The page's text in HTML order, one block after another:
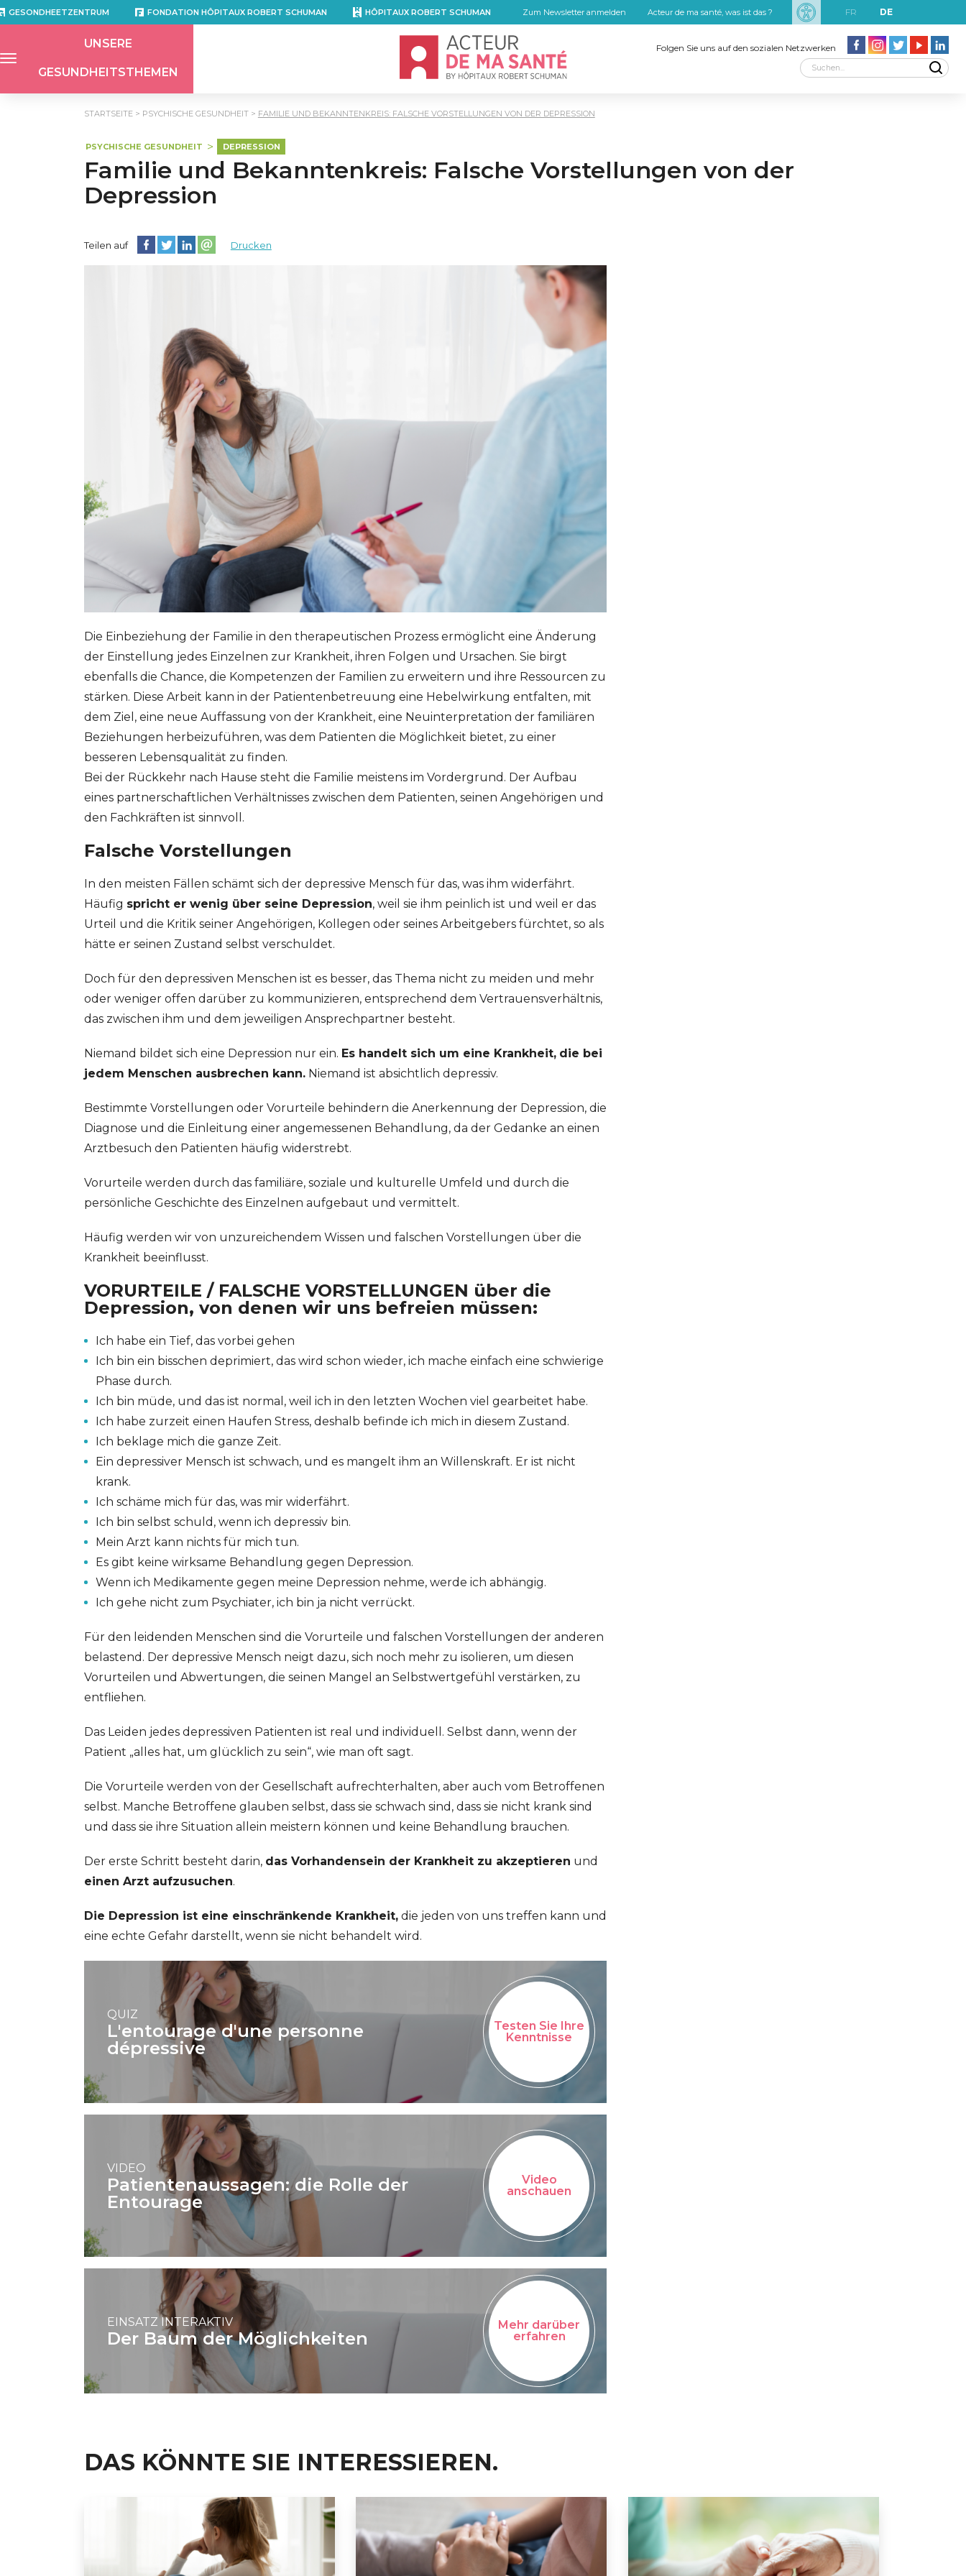
GESONDHEETZENTRUM FONDATION HÔPITAUX ROBERT SCHUMAN HÔPITAUX ROBERT SCHUMAN Zum Newsletter anmelden Acteur de ma santé, was ist das ? FR DE
UNSERE
GESUNDHEITSTHEMEN
Accueil - Acteur de ma santé, by HôpitauxRobert SchumanFolgen Sie uns auf den sozialen Netzwerken
STARTSEITE PSYCHISCHE GESUNDHEIT FAMILIE UND BEKANNTENKREIS: FALSCHE VORSTELLUNGEN VON DER DEPRESSION
PSYCHISCHE GESUNDHEIT DEPRESSION
Familie und Bekanntenkreis: Falsche Vorstellungen von der
Depression
Teilen auf Diese Seite auf Facebook teilen
Diese Seite auf Twitter teilen
Diese Seite auf LinkedIn teilen
Partager cette page sur email
Drucken
Die Einbeziehung der Familie in den therapeutischen Prozess ermöglicht eine Änderung
der Einstellung jedes Einzelnen zur Krankheit, ihren Folgen und Ursachen. Sie birgt
ebenfalls die Chance, die Kompetenzen der Familien zu erweitern und ihre Ressourcen zu
stärken. Diese Arbeit kann in der Patientenbetreuung eine Hebelwirkung entfalten, mit
dem Ziel, eine neue Auffassung von der Krankheit, eine Neuinterpretation der familiären
Beziehungen herbeizuführen, was dem Patienten die Möglichkeit bietet, zu einer
besseren Lebensqualität zu finden.
Bei der Rückkehr nach Hause steht die Familie meistens im Vordergrund. Der Aufbau
eines partnerschaftlichen Verhältnisses zwischen dem Patienten, seinen Angehörigen und
den Fachkräften ist sinnvoll.
Falsche Vorstellungen
In den meisten Fällen schämt sich der depressive Mensch für das, was ihm widerfährt.
Häufig spricht er wenig über seine Depression, weil sie ihm peinlich ist und weil er das
Urteil und die Kritik seiner Angehörigen, Kollegen oder seines Arbeitgebers fürchtet, so als
hätte er seinen Zustand selbst verschuldet.
Doch für den depressiven Menschen ist es besser, das Thema nicht zu meiden und mehr
oder weniger offen darüber zu kommunizieren, entsprechend dem Vertrauensverhältnis,
das zwischen ihm und dem jeweiligen Ansprechpartner besteht.
Niemand bildet sich eine Depression nur ein. Es handelt sich um eine Krankheit, die bei
jedem Menschen ausbrechen kann.Niemand ist absichtlich depressiv.
Bestimmte Vorstellungen oder Vorurteile behindern die Anerkennung der Depression, die
Diagnose und die Einleitung einer angemessenen Behandlung, da der Gedanke an einen
Arztbesuch den Patienten häufig widerstrebt.
Vorurteile werden durch das familiäre, soziale und kulturelle Umfeld und durch die
persönliche Geschichte des Einzelnen aufgebaut und vermittelt.
Häufig werden wir von unzureichendem Wissen und falschen Vorstellungen über die
Krankheit beeinflusst.
VORURTEILE / FALSCHE VORSTELLUNGEN über die
Depression, von denen wir uns befreien müssen:
Ich habe ein Tief, das vorbei gehen
Ich bin ein bisschen deprimiert, das wird schon wieder, ich mache einfach eine schwierige
Phase durch.
Ich bin müde, und das ist normal, weil ich in den letzten Wochen viel gearbeitet habe.
Ich habe zurzeit einen Haufen Stress, deshalb befinde ich mich in diesem Zustand.
Ich beklage mich die ganze Zeit.
Ein depressiver Mensch ist schwach, und es mangelt ihm an Willenskraft. Er ist nicht
krank.
Ich schäme mich für das, was mir widerfährt.
Ich bin selbst schuld, wenn ich depressiv bin.
Mein Arzt kann nichts für mich tun.
Es gibt keine wirksame Behandlung gegen Depression.
Wenn ich Medikamente gegen meine Depression nehme, werde ich abhängig.
Ich gehe nicht zum Psychiater, ich bin ja nicht verrückt.
Für den leidenden Menschen sind die Vorurteile und falschen Vorstellungen der anderen
belastend. Der depressive Mensch neigt dazu, sich noch mehr zu isolieren, um diesen
Vorurteilen und Abwertungen, die seinen Mangel an Selbstwertgefühl verstärken, zu
entfliehen.
Das Leiden jedes depressiven Patienten ist real und individuell. Selbst dann, wenn der
Patient „alles hat, um glücklich zu sein“, wie man oft sagt.
Die Vorurteile werden von der Gesellschaft aufrechterhalten, aber auch vom Betroffenen
selbst. Manche Betroffene glauben selbst, dass sie schwach sind, dass sie nicht krank sind
und dass sie ihre Situation allein meistern können und keine Behandlung brauchen.
Der erste Schritt besteht darin, das Vorhandensein der Krankheit zu akzeptieren und
einen Arzt aufzusuchen.
Die Depression ist eine einschränkende Krankheit,die jeden von uns treffen kann und
eine echte Gefahr darstellt, wenn sie nicht behandelt wird.
QUIZ
L'entourage d'une personne
dépressive
Testen Sie Ihre
Kenntnisse
VIDEO
Patientenaussagen: die Rolle der
Entourage
Video
anschauen
EINSATZ INTERAKTIV
Der Baum der Möglichkeiten
Mehr darüber
erfahren
DAS KÖNNTE SIE INTERESSIEREN.